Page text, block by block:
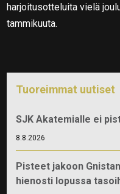
harjoitusotteluita vielä
tammikuuta.
Tuoreimmat uutiset
SJK Akatemialle ei
8.8.2026
Pisteet jakoon
hienosti lopussa